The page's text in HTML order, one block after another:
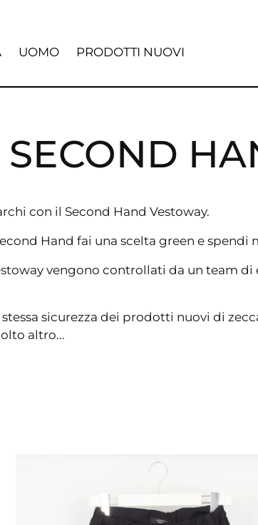
UOMO PRODOTTI NUOVI
SECOND
con il Second Hand Vestoway.
Hand fai una scelta green e spendi
vengono controllati da un team di
sicurezza dei prodotti nuovi di
altro...